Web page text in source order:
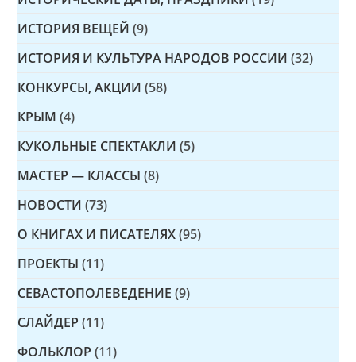
ИСТОРИЯ ВЕЩЕЙ (9)
ИСТОРИЯ И КУЛЬТУРА НАРОДОВ РОССИИ (32)
КОНКУРСЫ, АКЦИИ (58)
КРЫМ (4)
КУКОЛЬНЫЕ СПЕКТАКЛИ (5)
МАСТЕР — КЛАССЫ (8)
НОВОСТИ (73)
О КНИГАХ И ПИСАТЕЛЯХ (95)
ПРОЕКТЫ (11)
СЕВАСТОПОЛЕВЕДЕНИЕ (9)
СЛАЙДЕР (11)
ФОЛЬКЛОР (11)